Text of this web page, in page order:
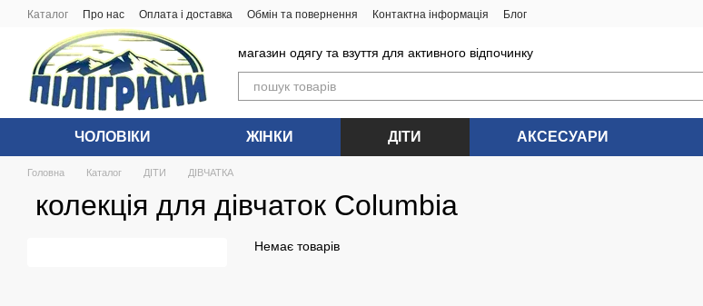
Перейти до основного контенту
Каталог Про нас Оплата і доставка Обмін та повернення Контактна інформація Блог
магазин одягу та взуття для активного відпочинку
ЧОЛОВIКИ ЖIНКИ ДIТИ АКСЕСУАРИ
Головна Каталог ДIТИ ДІВЧАТКА
колекція для дівчаток Columbia
Немає товарів